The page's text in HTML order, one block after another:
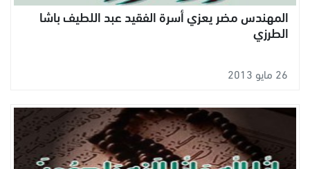
المهندس مضر يعزي أسرة الفقيد عبد اللطيف باشا
الطرزي
26 مايو 2013